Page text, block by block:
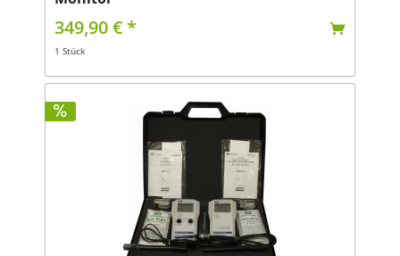
349,90 € *
1 Stück